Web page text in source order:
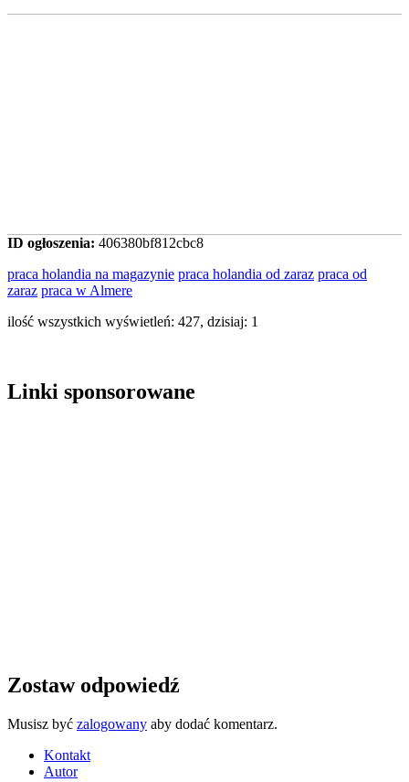
ID ogłoszenia: 406380bf812cbc8
praca holandia na magazynie praca holandia od zaraz praca od
zaraz praca w Almere
ilość wszystkich wyświetleń: 427, dzisiaj: 1
Linki sponsorowane
Zostaw odpowiedź
Musisz być zalogowany aby dodać komentarz.
Kontakt
Autor